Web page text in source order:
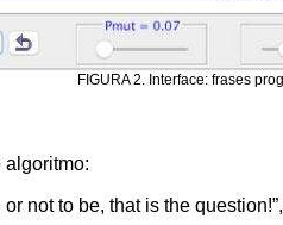
FIGURA 2. Interface: frases
algoritmo:
not to be, that is the